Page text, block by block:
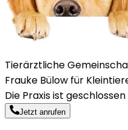
Tierärztliche
Frauke Bülow für
Die Praxis ist geschlossen
Jetzt anrufen